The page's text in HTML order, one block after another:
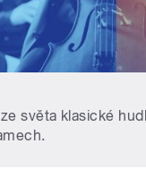
světa klasické